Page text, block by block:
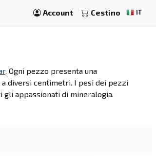
Account Cestino IT
. Ogni pezzo presenta una
diversi centimetri. I pesi dei pezzi
appassionati di mineralogia.